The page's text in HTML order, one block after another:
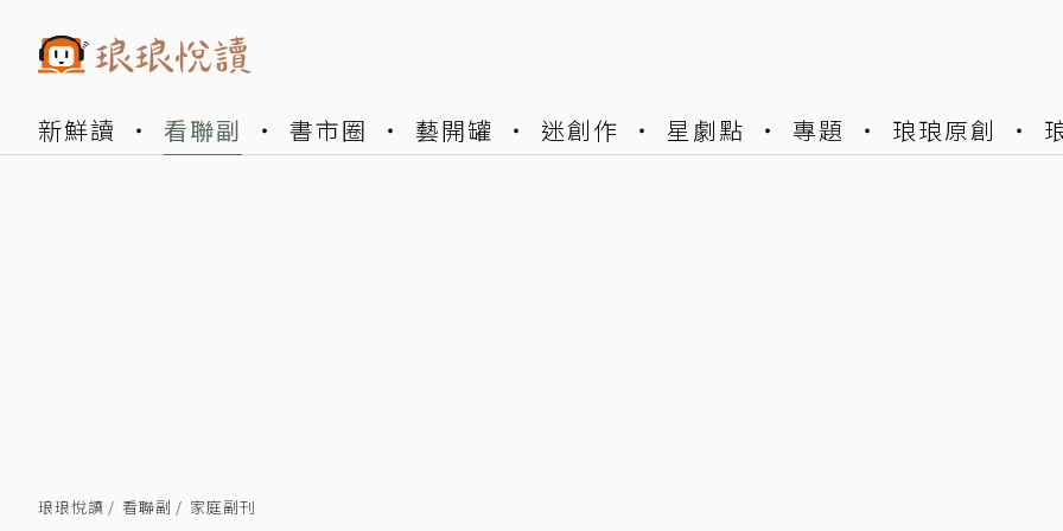
新鮮讀 看聯副 書市圈 藝開罐 迷創作 星劇點 專題 琅琅原創
琅琅悅讀 看聯副 家庭副刊